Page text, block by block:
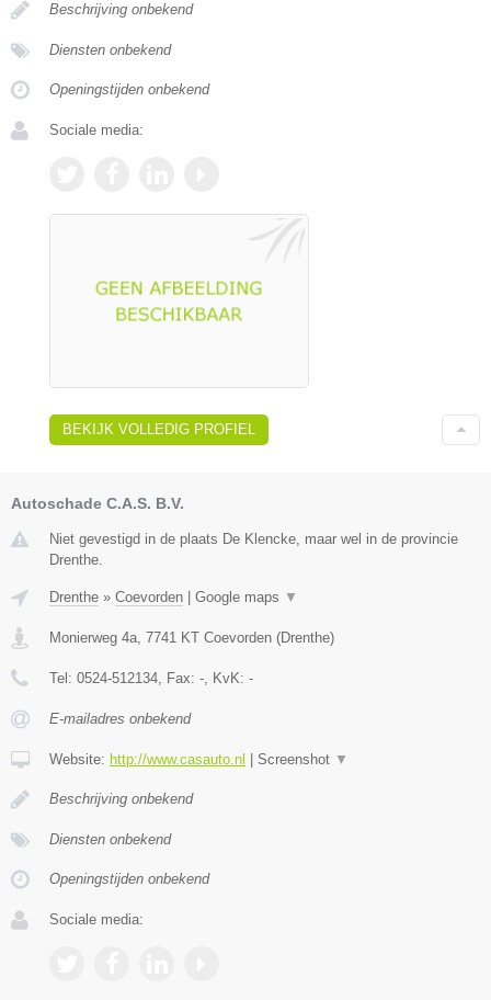
Beschrijving onbekend
Diensten onbekend
Openingstijden onbekend
Sociale media:
BEKIJK VOLLEDIG PROFIEL
Autoschade C.A.S. B.V.
Niet gevestigd in de plaats De Klencke, maar wel in de provincie
Drenthe.
Drenthe » Coevorden Google maps ▼
Monierweg 4a 7741 KT Coevorden (Drenthe)
Tel: 0524-512134 , Fax: - , KvK: -
E-mailadres onbekend
Website: http://www.casauto.nl Screenshot ▼
Beschrijving onbekend
Diensten onbekend
Openingstijden onbekend
Sociale media: